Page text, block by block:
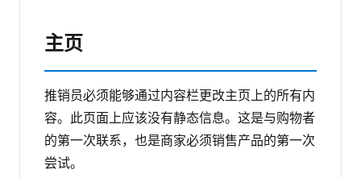
主页
推销员必须能够通过内容栏更改主页上的所有内
容。此页面上应该没有静态信息。这是与购物者
的第一次联系，也是商家必须销售产品的第一次
尝试。